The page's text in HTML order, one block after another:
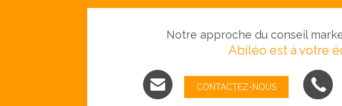
Notre approche du conseil
Abiléo est à votre
CONTACTEZ-NOUS